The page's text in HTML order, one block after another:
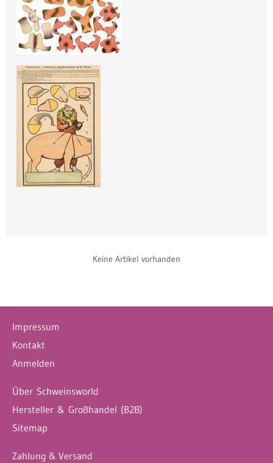
Keine Artikel vorhanden
Impressum
Kontakt
Anmelden
Über Schweinsworld
Hersteller & Großhandel (B2B)
Sitemap
Zahlung & Versand